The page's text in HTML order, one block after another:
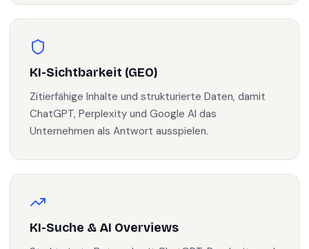
KI-Sichtbarkeit (GEO)
Zitierfähige Inhalte und strukturierte Daten, damit
ChatGPT, Perplexity und Google AI das
Unternehmen als Antwort ausspielen.
KI-Suche & AI Overviews